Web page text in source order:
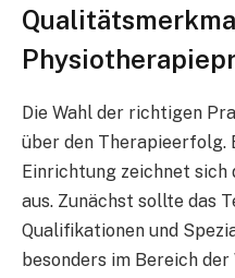
Die Wahl der richtigen
über den Therapieerfolg.
Einrichtung zeichnet
aus. Zunächst sollte das
Qualifikationen und
besonders im Bereich